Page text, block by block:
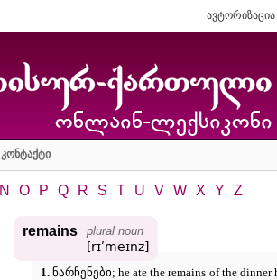
ავტორიზაცია|
კონტაქტი
N O P Q R S T U V W X Y Z
remains plural noun
[rɪʹmeɪnz]
1.ნარჩენები; he ate the remains of the